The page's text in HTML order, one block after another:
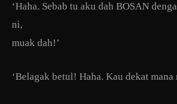
‘Haha. Sebab tu aku dah BOSAN
ni,
muak dah!’
‘Belagak betul! Haha. Kau dekat mana